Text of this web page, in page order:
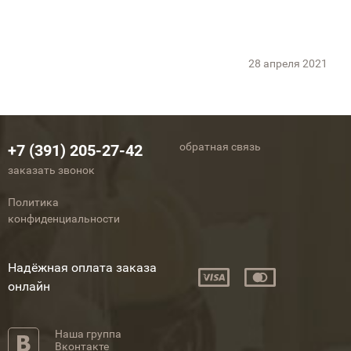
28 апреля 2021
+7 (391) 205-27-42
заказать звонок
обратная связь
Политика
конфиденциальности
Надёжная оплата заказа
онлайн
Наша группа
Вконтакте